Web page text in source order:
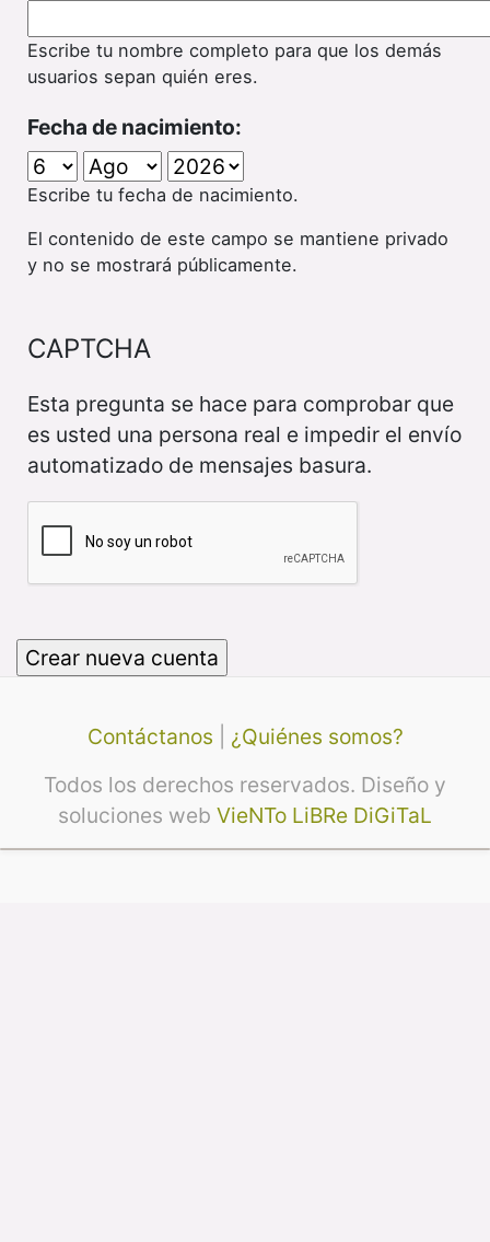
Escribe tu nombre completo para que los demás
usuarios sepan quién eres.
Fecha de nacimiento:
Escribe tu fecha de nacimiento.
El contenido de este campo se mantiene privado
y no se mostrará públicamente.
CAPTCHA
Esta pregunta se hace para comprobar que
es usted una persona real e impedir el envío
automatizado de mensajes basura.
Contáctanos
¿Quiénes somos?
Todos los derechos reservados. Diseño y
soluciones web VieNTo LiBRe DiGiTaL